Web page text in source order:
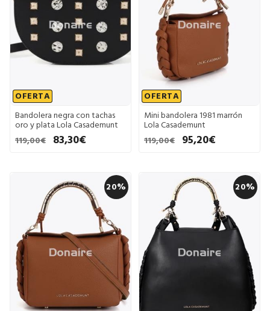
OFERTA
Bandolera negra con tachas
oro y plata Lola Casademunt
119,00€
83,30€
OFERTA
Mini bandolera 1981 marrón
Lola Casademunt
119,00€
95,20€
20% 20%